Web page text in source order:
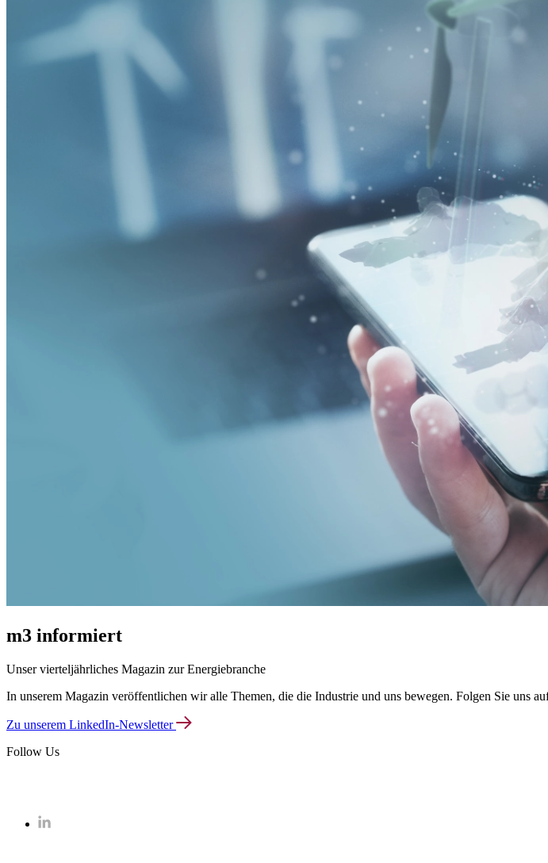
m3 informiert
Unser vierteljährliches Magazin zur Energiebranche
In unserem Magazin veröffentlichen wir alle Themen, die die Industrie und uns bewegen. Folgen Sie uns
Zu unserem LinkedIn-Newsletter
Follow Us